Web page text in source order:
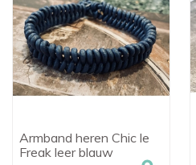
Armband heren Chic le
Freak leer blauw